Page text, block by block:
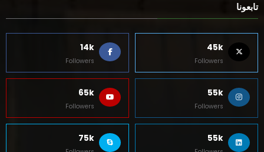
تابعونا
45k
Followers
14k
Followers
55k
Followers
65k
Followers
55k
75k